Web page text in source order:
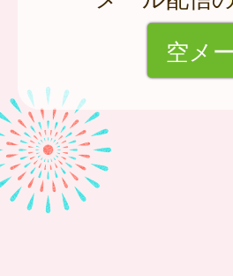
空メ